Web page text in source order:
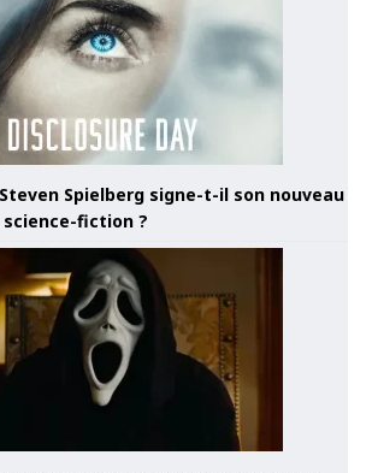
Spielberg signe-t-il son nouveau
fiction ?